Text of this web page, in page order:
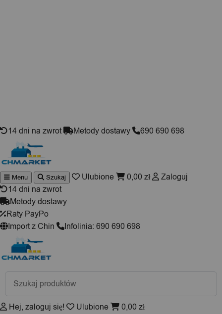
14 dni na zwrot Metody dostawy 690 690 698
Wyszukiwarka
produktów
Menu Szukaj Ulubione 0,00 zł
Zaloguj
14 dni na zwrot
Metody dostawy
Raty PayPo
Import z Chin
Infolinia: 690 690 698
Wyszukiwarka
produktów
Hej, zaloguj się! Ulubione 0,00 zł